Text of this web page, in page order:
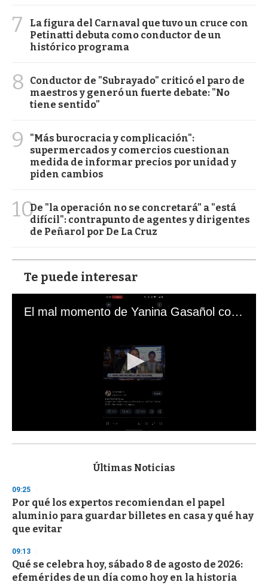
7
La figura del Carnaval que tuvo un cruce con
Petinatti debuta como conductor de un
histórico programa
8
Conductor de "Subrayado" criticó el paro de
maestros y generó un fuerte debate: "No
tiene sentido"
9
"Más burocracia y complicación":
supermercados y comercios cuestionan
medida de informar precios por unidad y
piden cambios
10De "la operación no se concretará" a "está
difícil": contrapunto de agentes y dirigentes
de Peñarol por De La Cruz
Te puede interesar
El mal momento de Yanina Gasañol con un hincha argentino en "Subrayado"
s
d
s
o
f
3
s
e
c
o
Últimas Noticias
09:25
Por qué los expertos recomiendan el papel
aluminio para guardar billetes en casa y qué hay
que evitar
09:13
Qué se celebra hoy, sábado 8 de agosto de 2026:
efemérides de un día como hoy en la historia